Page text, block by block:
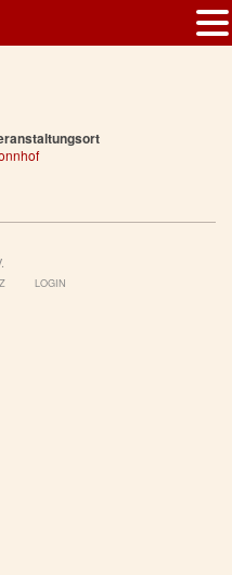
LOGIN